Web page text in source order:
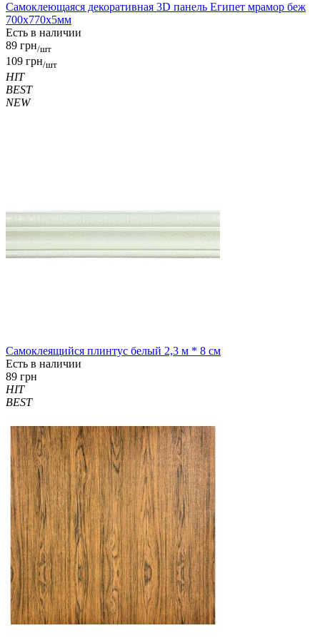
Самоклеющаяся декоративная 3D панель Египет мрамор беж
700x770x5мм
Есть в наличии
89 грн/шт
109 грн/шт
HIT
BEST
NEW
Самоклеящийся плинтус белый 2,3 м * 8 см
Есть в наличии
89 грн
HIT
BEST